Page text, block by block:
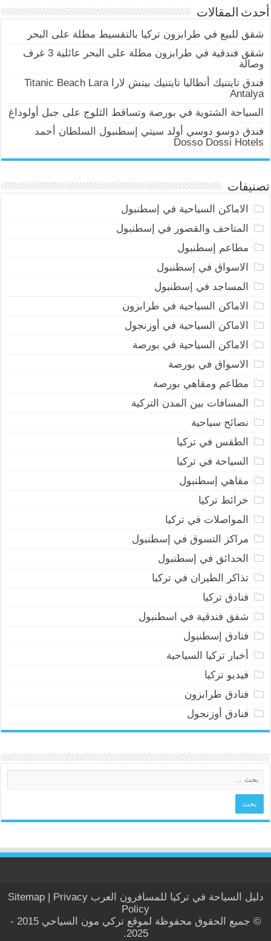
أحدث المقالات
شقق للبيع في طرابزون تركيا بالتقسيط مطلة على البحر
شقق فندقية في طرابزون مطلة على البحر عائلية 3 غرف
وصالة
فندق تايتنيك أنطاليا تايتنيك بيتش لارا Titanic Beach Lara
Antalya
السياحة الشتوية في بورصة وتساقط الثلوج على جبل أولوداغ
فندق دوسو دوسي أولد سيتي إسطنبول السلطان أحمد
Dosso Dossi Hotels
تصنيفات
الاماكن السياحية في إسطنبول
المتاحف والقصور في إسطنبول
مطاعم إسطنبول
الاسواق في إسطنبول
المساجد في إسطنبول
الاماكن السياحية في طرابزون
الاماكن السياحية في أوزنجول
الاماكن السياحية في بورصة
الاسواق في بورصة
مطاعم ومقاهي بورصة
المسافات بين المدن التركية
نصائح سياحية
الطقس في تركيا
السياحة في تركيا
مقاهي إسطنبول
خرائط تركيا
المواصلات في تركيا
مراكز التسوق في إسطنبول
الحدائق في إسطنبول
تذاكر الطيران في تركيا
فنادق تركيا
شقق فندقية في اسطنبول
فنادق إسطنبول
أخبار تركيا السياحية
فيديو تركيا
فنادق طرابزون
فنادق أوزنجول
دليل السياحة فيتركيا للمسافرون العرب Sitemap| Privacy
Policy
© جميع الحقوق محفوظة لموقع تركي مون السياحي 2015 -
2025.